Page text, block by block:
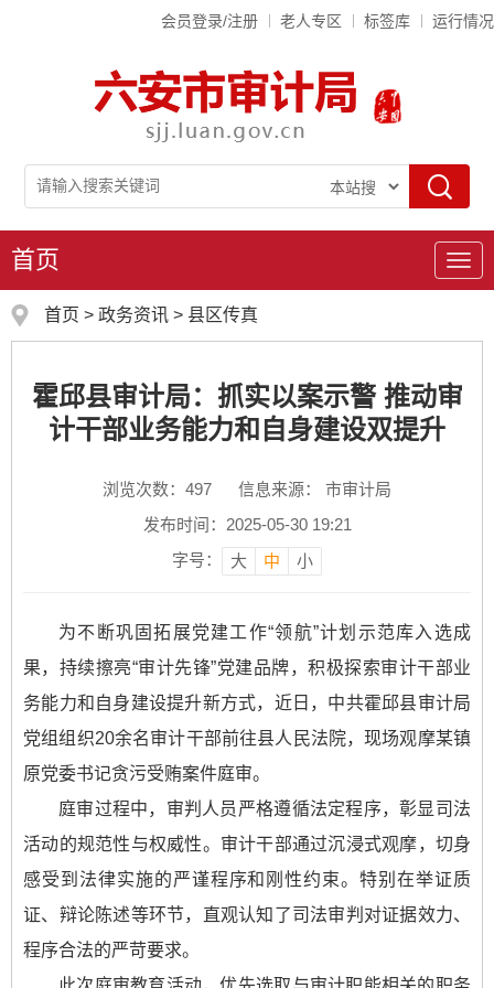
会员登录/注册 老人专区 标签库 运行情况
导
航
首页
首页 > 政务资讯 > 县区传真
霍邱县审计局：抓实以案示警 推动审
计干部业务能力和自身建设双提升
浏览次数： 497
信息来源： 市审计局
发布时间：2025-05-30 19:21
字号：
大 中 小
为不断巩固拓展党建工作“领航”计划示范库入选成
果，持续擦亮“审计先锋”党建品牌，积极探索审计干部业
务能力和自身建设提升新方式，近日，中共霍邱县审计局
党组组织20余名审计干部前往县人民法院，现场观摩某镇
原党委书记贪污受贿案件庭审。
庭审过程中，审判人员严格遵循法定程序，彰显司法
活动的规范性与权威性。审计干部通过沉浸式观摩，切身
感受到法律实施的严谨程序和刚性约束。特别在举证质
证、辩论陈述等环节，直观认知了司法审判对证据效力、
程序合法的严苛要求。